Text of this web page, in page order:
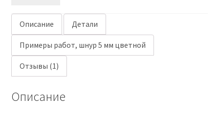
Описание Детали
Примеры работ, шнур 5 мм цветной
Отзывы (1)
Описание